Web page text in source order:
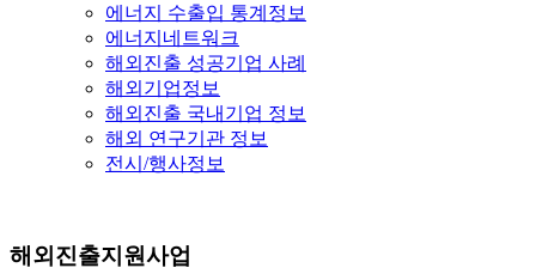
에너지 수출입 통계정보
에너지네트워크
해외진출 성공기업 사례
해외기업정보
해외진출 국내기업 정보
해외 연구기관 정보
전시/행사정보
해외진출지원사업